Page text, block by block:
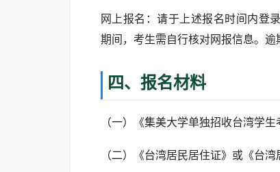
网上报名：请于上述报名时间内登
期间，考生需自行核对网报信息。逾
四、报名材料
（一）《集美大学单独招收台湾学生
（二）《台湾居民居住证》或《台湾